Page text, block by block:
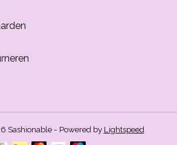
Sashionable - Powered by Lightspeed